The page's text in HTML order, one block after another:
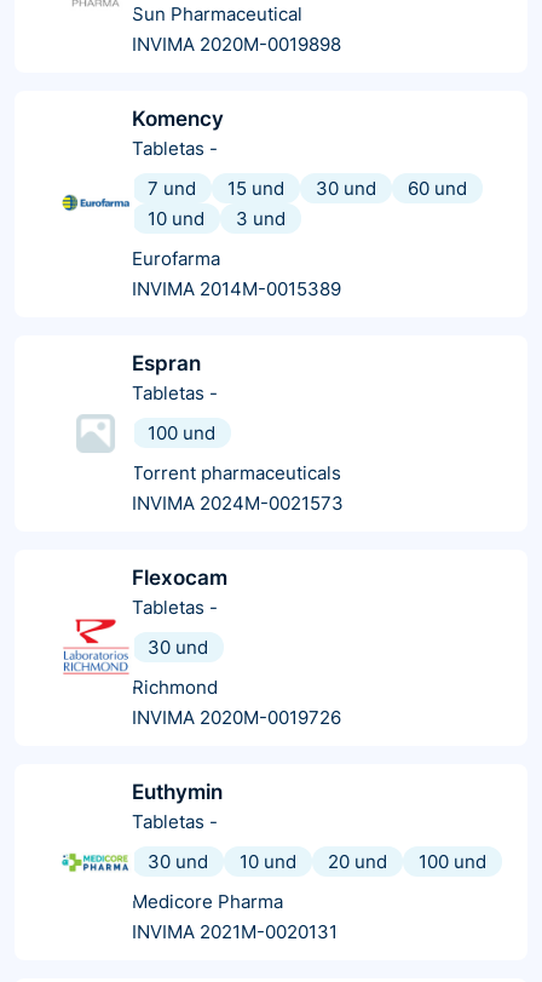
Sun Pharmaceutical
INVIMA 2020M-0019898
Komency
Tabletas -
7 und
15 und 30 und
60 und
10 und
3 und
Eurofarma
INVIMA 2014M-0015389
Espran
Tabletas -
100 und
Torrent pharmaceuticals
INVIMA 2024M-0021573
Flexocam
Tabletas -
30 und
Richmond
INVIMA 2020M-0019726
Euthymin
Tabletas -
30 und
10 und 20 und
100 und
Medicore Pharma
INVIMA 2021M-0020131